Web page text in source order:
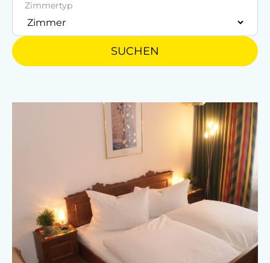
Englisch
Französisch
Motorradunterstellraum
Radunterstellmöglichkeit
Garten/Wiese
Ausstattung der Wohneinheit
Bettwäsche vorhanden
Zimmertyp
SUCHEN